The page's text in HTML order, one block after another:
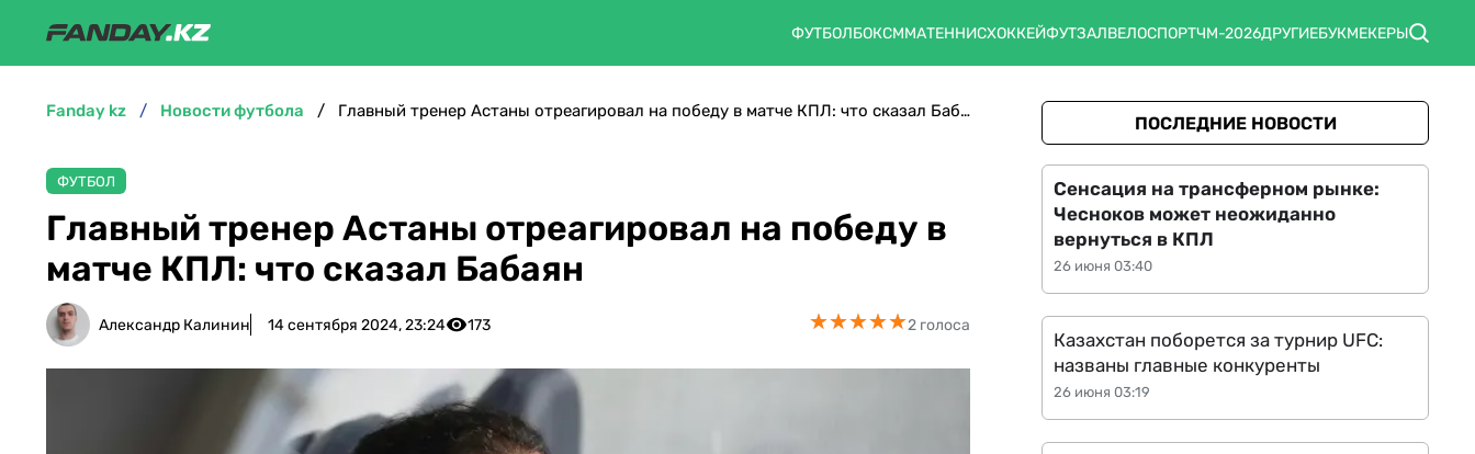
ФУТБОЛБОКСММАТЕННИСХОККЕЙФУТЗАЛВЕЛОСПОРТЧМ-2026ДРУГИЕБУКМЕКЕРЫ
fanday kz новости футбола Главный тренер Астаны отреагировал на победу в матче КПЛ: что сказал Бабаян
ФУТБОЛ
Главный тренер Астаны отреагировал на победу в
матче КПЛ: что сказал Бабаян
Александр Калинин 14 сентября 2024, 23:24 173 ★★★★★
★★★★★2 голоса
ПОСЛЕДНИЕ НОВОСТИ
26 июня 03:40
Сенсация на трансферном рынке:
Чесноков может неожиданно
вернуться в КПЛ
26 июня 03:19
Казахстан поборется за турнир UFC:
названы главные конкуренты